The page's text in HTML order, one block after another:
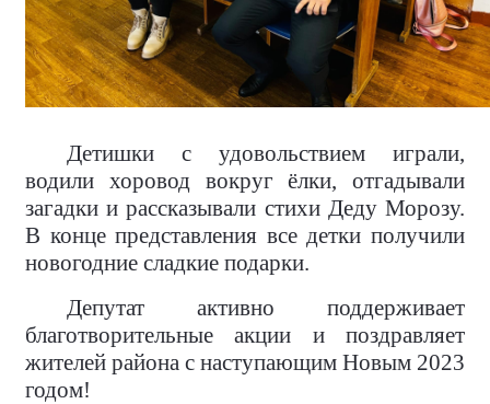
Детишки с удовольствием играли,
водили хоровод вокруг ёлки, отгадывали
загадки и рассказывали стихи Деду Морозу.
В конце представления все детки получили
новогодние сладкие подарки.
Депутат активно поддерживает
благотворительные акции и поздравляет
жителей района с наступающим Новым 2023
годом!